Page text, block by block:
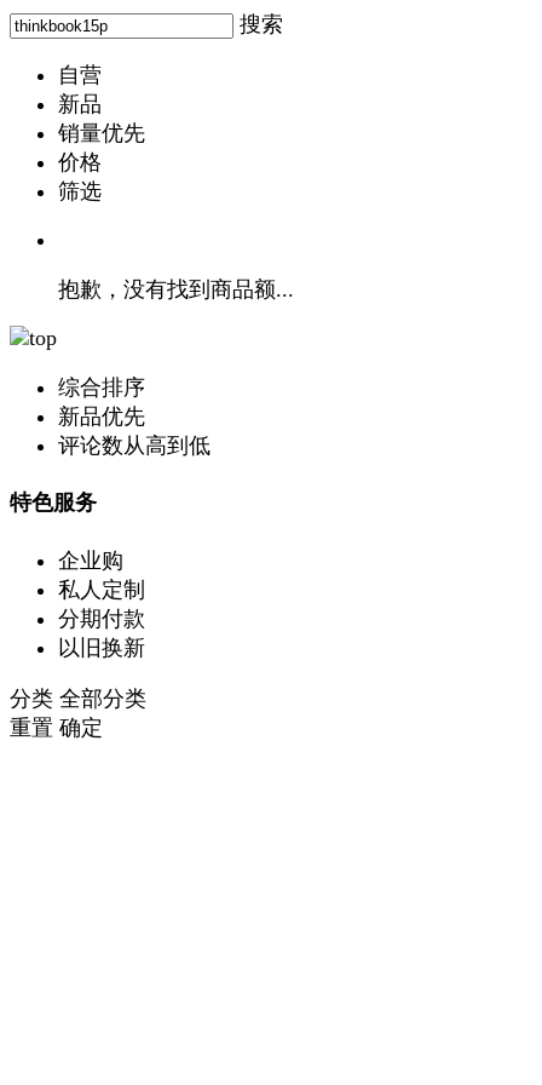
搜索
自营
新品
销量优先
价格
筛选
抱歉，没有找到商品额...
综合排序
新品优先
评论数从高到低
特色服务
企业购
私人定制
分期付款
以旧换新
分类 全部分类
重置 确定